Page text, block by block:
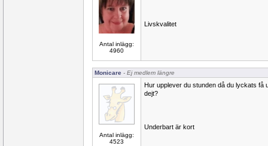
Antal inlägg:
4960
Livskvalitet
Monicare - Ej medlem längre
Antal inlägg:
4523
Hur upplever du stunden då du lyckats få
dejt?
Underbart är kort